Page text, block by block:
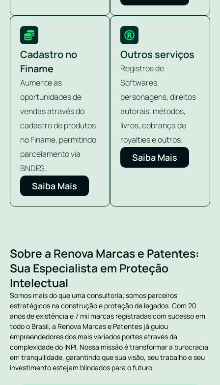
Cadastro no
Finame
Aumente as
oportunidades de
vendas através do
cadastro de produtos
no Finame, permitindo
parcelamento via
BNDES.
Saiba Mais
Outros serviços
Registros de
Softwares,
personagens, direitos
autorais, métodos,
livros, cobrança de
royalties e outros.
Saiba Mais
Sobre a Renova Marcas e Patentes:
Sua Especialista em Proteção
Intelectual
Somos mais do que uma consultoria; somos parceiros
estratégicos na construção e proteção de legados. Com 20
anos de existência e 7 mil marcas registradas com sucesso em
todo o Brasil, a Renova Marcas e Patentes já guiou
empreendedores dos mais variados portes através da
complexidade do INPI. Nossa missão é transformar a burocracia
em tranquilidade, garantindo que sua visão, seu trabalho e seu
investimento estejam blindados para o futuro.